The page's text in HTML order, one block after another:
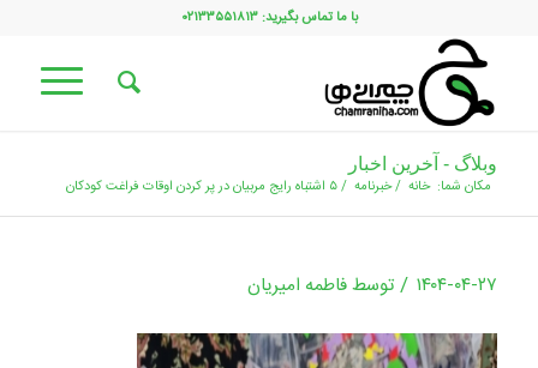
با ما تماس بگیرید: ۰۲۱۳۳۵۵۱۸۱۳
وبلاگ - آخرین اخبار
مکان شما: خانه /خبرنامه /۵ اشتباه رایج مربیان در پر کردن اوقات فراغت کودکان
۱۴۰۴-۰۴-۲۷ / توسطفاطمه امیریان